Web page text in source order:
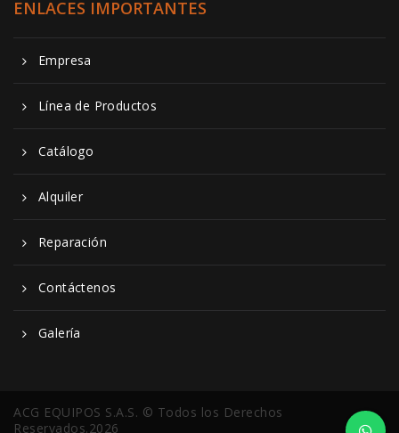
ENLACES IMPORTANTES
Empresa
Línea de Productos
Catálogo
Alquiler
Reparación
Contáctenos
Galería
ACG EQUIPOS S.A.S. © Todos los Derechos
Reservados.2026